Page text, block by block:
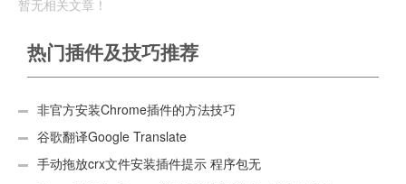
暂无相关文章！
热门插件及技巧推荐
非官方安装Chrome插件的方法技巧
谷歌翻译Google Translate
手动拖放crx文件安装插件提示 程序包无